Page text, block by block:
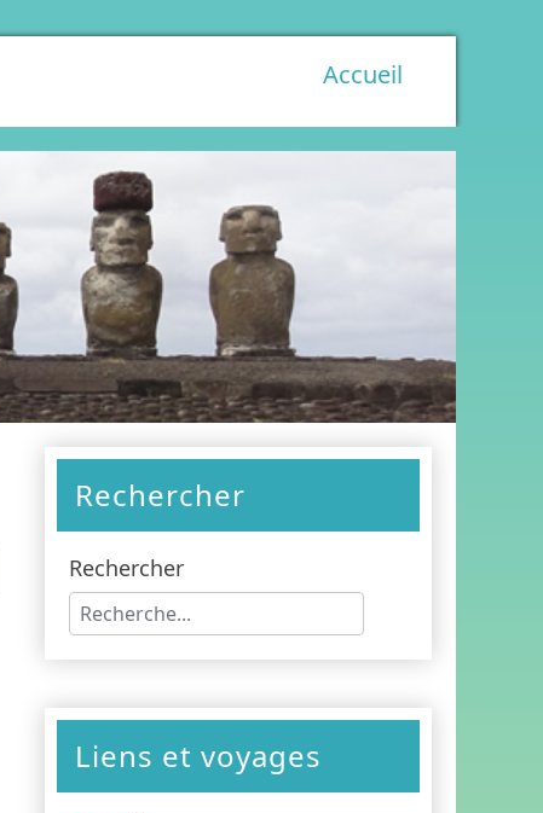
Accueil
Rechercher
Rechercher
Liens et voyages